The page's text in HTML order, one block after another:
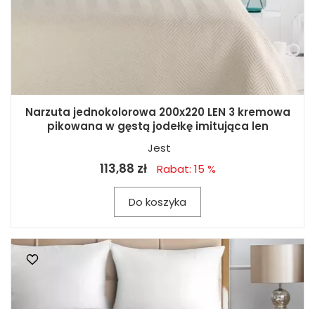
Narzuta jednokolorowa 200x220 LEN 3 kremowa
pikowana w gęstą jodełkę imitująca len
Jest
113,88 zł Rabat: 15 %
Do koszyka